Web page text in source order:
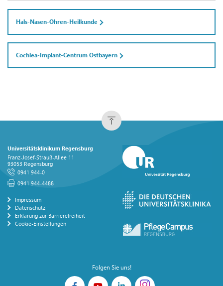
Hals-Nasen-Ohren-Heilkunde
Cochlea-Implant-Centrum Ostbayern
Universitätsklinikum Regensburg
Franz-Josef-Strauß-Allee 11
93053 Regensburg
0941 944-0
0941 944-4488
Impressum
Datenschutz
Erklärung zur Barrierefreiheit
Cookie-Einstellungen
Folgen Sie uns!